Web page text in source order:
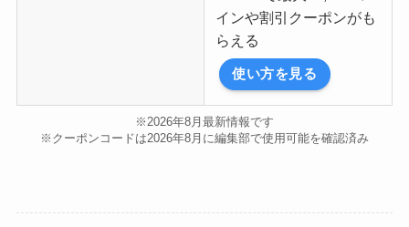
インや割引クーポンがも
らえる
使い方を見る
※2026年8月最新情報です
※クーポンコードは2026年8月に編集部で使用可能を確認済み